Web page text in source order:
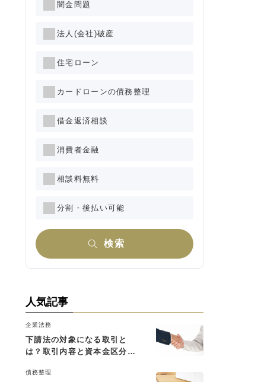
闇金問題
法人(会社)破産
住宅ローン
カードローンの債務整理
借金返済相談
消費者金融
相談料無料
分割・後払い可能
検索
人気記事
企業法務
下請法の対象になる取引と
は？取引内容と資本金区分に
債務整理